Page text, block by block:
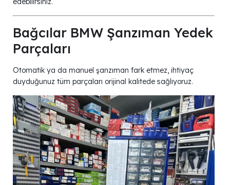
Bağcılar BMW Şanzıman Yedek
Parçaları
Otomatik ya da manuel şanzıman fark etmez, ihtiyaç
duyduğunuz tüm parçaları orijinal kalitede sağlıyoruz.